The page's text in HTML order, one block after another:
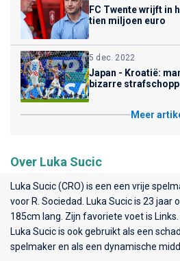
FC Twente wrijft in
tien miljoen euro
5 dec. 2022
Japan - Kroatië:
bizarre
Meer
Over Luka Sucic
Luka Sucic (CRO) is een een vrije
voor R. Sociedad
. Luka Sucic is 23
185cm lang. Zijn favoriete voet is
Luka Sucic is ook gebruikt als een
spelmaker en als een dynamische